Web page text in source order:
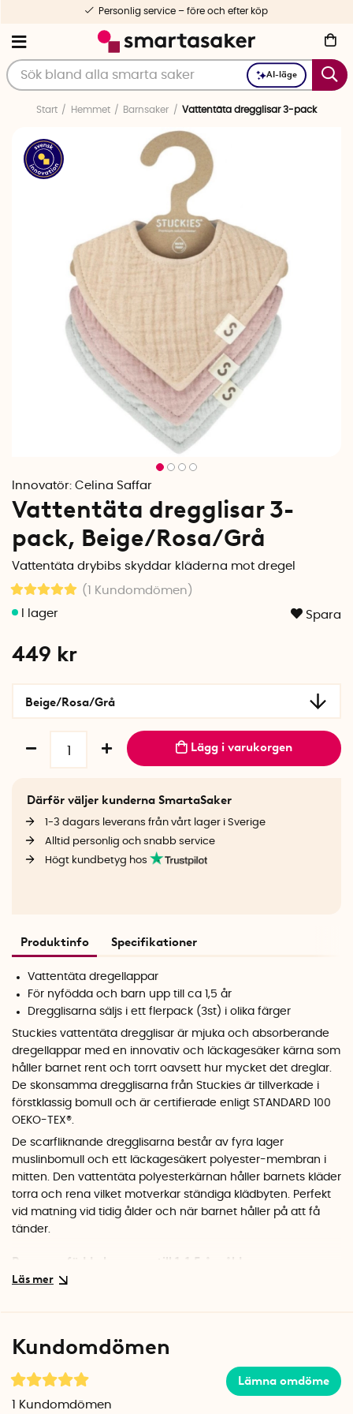
AI-läge
Personlig service – före och efter köp
Start Hemmet Barnsaker Vattentäta dregglisar 3-pack
Innovatör: Celina Saffar
Vattentäta dregglisar 3-
pack, Beige/Rosa/Grå
Vattentäta drybibs skyddar kläderna mot dregel
(1 Kundomdömen )
Spara
449 kr
Beige/Rosa/Grå
Lägg i varukorgen
Därför väljer kunderna SmartaSaker
1-3 dagars leverans från vårt lager i Sverige
Alltid personlig och snabb service
Högt kundbetyg hos
Produktinfo Specifikationer
Vattentäta dregellappar
För nyfödda och barn upp till ca 1,5 år
Dregglisarna säljs i ett flerpack (3st) i olika färger
Stuckies vattentäta dregglisar är mjuka och absorberande
dregellappar med en innovativ och läckagesäker kärna som
håller barnet rent och torrt oavsett hur mycket det dreglar.
De skonsamma dregglisarna från Stuckies är tillverkade i
förstklassig bomull och är certifierade enligt STANDARD 100
OEKO-TEX®.
De scarfliknande dregglisarna består av fyra lager
muslinbomull och ett läckagesäkert polyester-membran i
mitten. Den vattentäta polyesterkärnan håller barnets kläder
torra och rena vilket motverkar ständiga klädbyten. Perfekt
vid matning vid tidig ålder och när barnet håller på att få
tänder.
Passar nyfödda barn upp till 1-1,5 års ålder
Dregglisarna från Stuckies passar nyfödda barn och barn
Dregglisarna går att maskintvätta i 40 °C grader.
Kundomdömen
Lämna omdöme
Kundomdömen